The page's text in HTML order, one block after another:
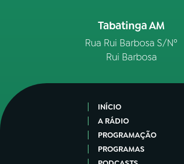
Tabatinga AM
Rua Rui Barbosa S/Nº
Rui Barbosa
INÍCIO
A RÁDIO
PROGRAMAÇÃO
PROGRAMAS